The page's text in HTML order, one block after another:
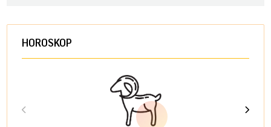
HOROSKOP